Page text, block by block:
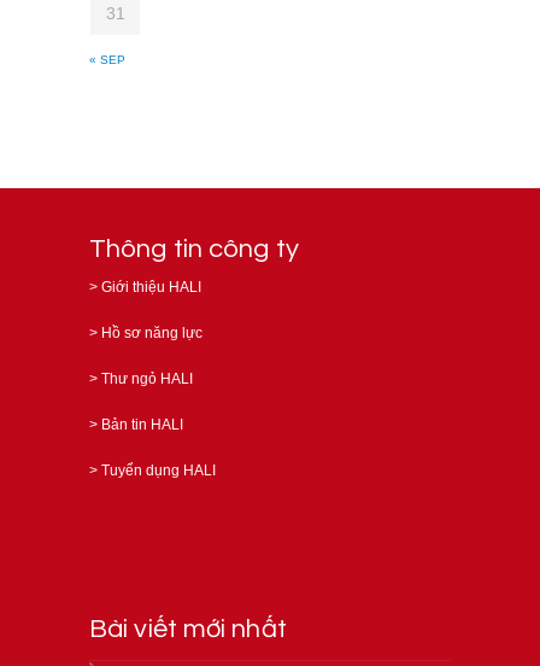
« SEP
31
Thông tin công ty
> Giới thiệu HALI
> Hồ sơ năng lực
> Thư ngỏ HALI
> Bản tin HALI
> Tuyển dụng HALI
Bài viết mới nhất